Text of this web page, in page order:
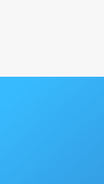
на
данных,